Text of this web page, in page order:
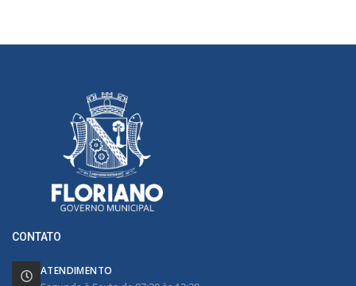
CONTATO
ATENDIMENTO